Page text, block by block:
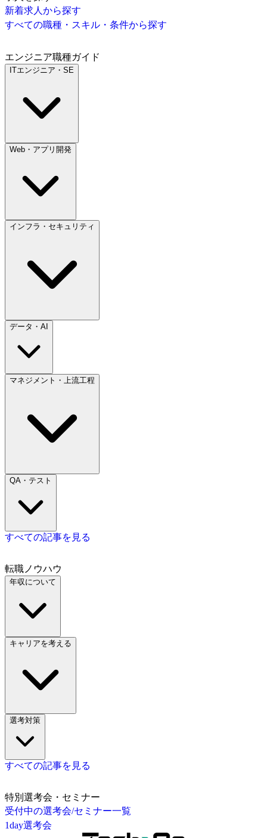
新着求人から探す
すべての職種・スキル・条件から探す
エンジニア職種ガイド
ITエンジニア・SE
Web・アプリ開発
インフラ・セキュリティ
データ・AI
マネジメント・上流工程
QA・テスト
すべての記事を見る
転職ノウハウ
年収について
キャリアを考える
選考対策
すべての記事を見る
特別選考会・セミナー
受付中の選考会/セミナー一覧
1day選考会